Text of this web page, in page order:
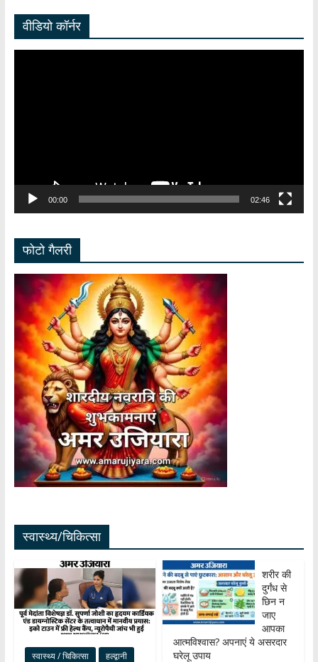
वीडियो कॉर्नर
00:00 02:46
फोटो गैलरी
स्वास्थ्य/चिकित्सा
स्वास्थ्य / चिकित्सा हल्द्वानी
शरीर की
दुर्गंध से
छिन न
जाए
आपका
आत्मविश्वास? अपनाएं ये असरदार
घरेलू उपाय